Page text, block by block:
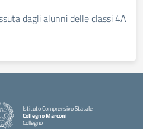
dagli alunni delle classi 4A
Istituto Comprensivo Statale
Collegno Marconi
Collegno